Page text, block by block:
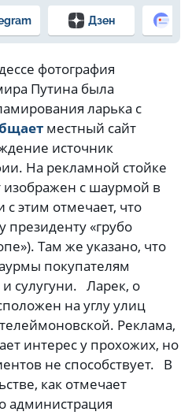
Дзен
фотография
Путина была
ларька с
местный сайт
источник
На рекламной стойке
изображен с шаурмой в
с этим отмечает, что
президенту «грубо
Там же указано, что
покупателям
и сулугуни. Ларек, о
на углу улиц
Реклама,
интерес у прохожих, но
не способствует. В
как отмечает
администрация